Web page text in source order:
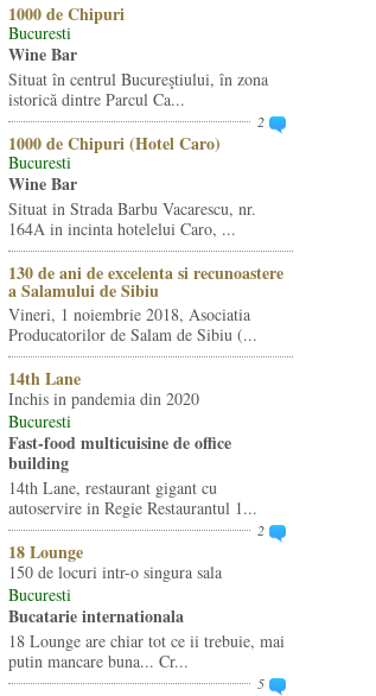
1000 de Chipuri
Bucuresti
Wine Bar
Situat în centrul Bucureştiului, în zona
istorică dintre Parcul Ca...
2
1000 de Chipuri (Hotel Caro)
Bucuresti
Wine Bar
Situat in Strada Barbu Vacarescu, nr.
164A in incinta hotelelui Caro, ...
130 de ani de excelenta si recunoastere
a Salamului de Sibiu
Vineri, 1 noiembrie 2018, Asociatia
Producatorilor de Salam de Sibiu (...
14th Lane
Inchis in pandemia din 2020
Bucuresti
Fast-food multicuisine de office
building
14th Lane, restaurant gigant cu
autoservire in Regie Restaurantul 1...
2
18 Lounge
150 de locuri intr-o singura sala
Bucuresti
Bucatarie internationala
18 Lounge are chiar tot ce ii trebuie, mai
putin mancare buna... Cr...
5